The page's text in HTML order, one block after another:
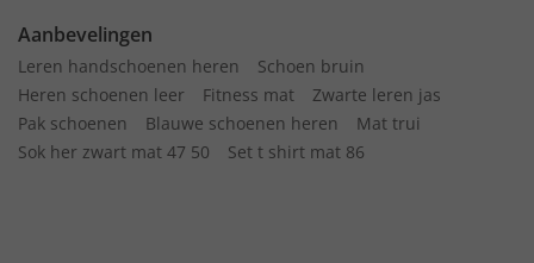
Aanbevelingen
Leren handschoenen heren
Schoen bruin
Heren schoenen leer
Fitness mat
Zwarte leren jas
Pak schoenen
Blauwe schoenen heren
Mat trui
Sok her zwart mat 47 50
Set t shirt mat 86